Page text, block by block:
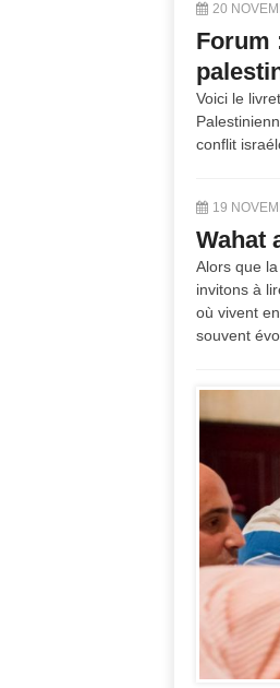
20
Forum
Voici le
conflit
19
Wahat
Alors que
invitons à
où vivent
souvent